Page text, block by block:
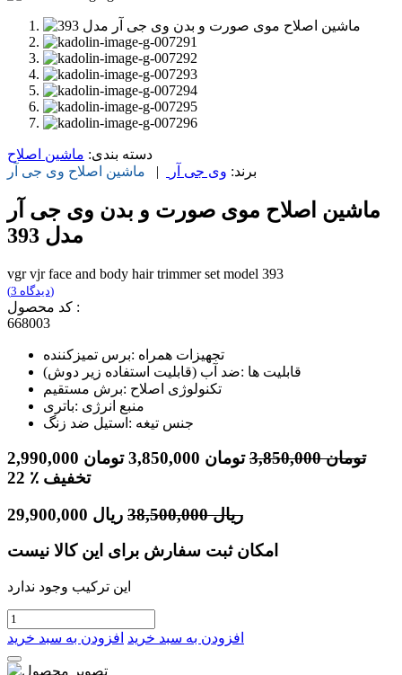
دسته بندی: ماشین اصلاح
برند: وی جی آر | ماشین اصلاح وی جی آر
ماشین اصلاح موی صورت و بدن وی جی آر
مدل 393
vgr vjr face and body hair trimmer set model 393
(دیدگاه 3)
کد محصول :
668003
تجهیزات همراه :برس تمیزکننده
قابلیت ها :ضد آب (قابلیت استفاده زیر دوش)
تکنولوژی اصلاح :برش مستقیم
منبع انرژی :باتری
جنس تیغه :استیل ضد زنگ
2,990,000 تومان 3,850,000تومان 3,850,000 تومان
22
٪ تخفیف
29,900,000 ریال 38,500,000 ریال
امکان ثبت سفارش برای این کالا نیست
این ترکیب وجود ندارد
افزودن به سبد خرید افزودن به سبد خرید